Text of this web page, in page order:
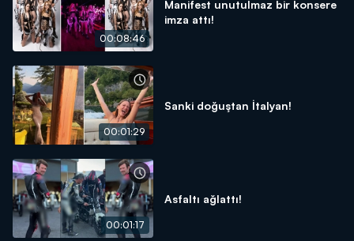
00:08:46
Manifest unutulmaz bir konsere
imza attı!
00:01:29
Sanki doğuştan İtalyan!
00:01:17
Asfaltı ağlattı!